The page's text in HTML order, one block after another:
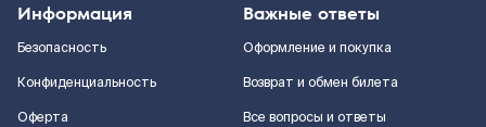
Информация
Безопасность
Конфиденциальность
Оферта
Важные ответы
Оформление и покупка
Возврат и обмен билета
Все вопросы и ответы